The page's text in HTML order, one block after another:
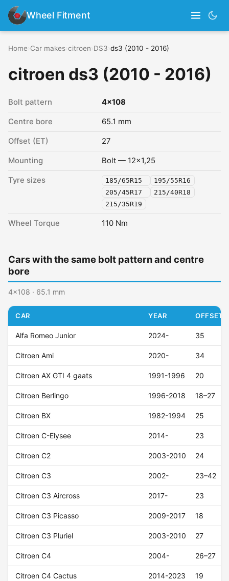
Wheel Fitment
Home Car makes citroen DS3 ds3 (2010 - 2016)
citroen ds3 (2010 - 2016)
Bolt pattern 4x108
Centre bore 65.1 mm
Offset (ET) 27
Mounting Bolt — 12x1,25
Tyre sizes 185/65R15
195/55R16
205/45R17
215/40R18
215/35R19
Wheel Torque 110 Nm
Cars with the same bolt pattern and centre
bore
4x108 · 65.1 mm
CAR YEAR OFFSET
Alfa Romeo Junior 2024- 35
Citroen Ami 2020- 34
Citroen AX GTI 4 gaats 1991-1996 20
Citroen Berlingo 1996-2018 18–27
Citroen BX 1982-1994 25
Citroen C-Elysee 2014- 23
Citroen C2 2003-2010 24
Citroen C3 2002- 23–42
Citroen C3 Aircross 2017- 23
Citroen C3 Picasso 2009-2017 18
Citroen C3 Pluriel 2003-2010 27
Citroen C4 2004- 26–27
Citroen C4 Cactus 2014-2023 19